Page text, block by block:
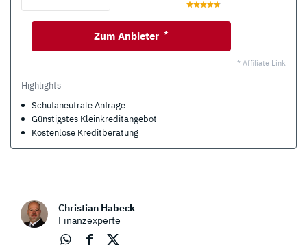
Zum Anbieter *
* Affiliate Link
Highlights
Schufaneutrale Anfrage
Günstigstes Kleinkreditangebot
Kostenlose Kreditberatung
Christian Habeck
Finanzexperte